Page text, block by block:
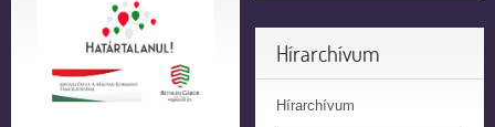
Hírarchívum
Hírarchívum